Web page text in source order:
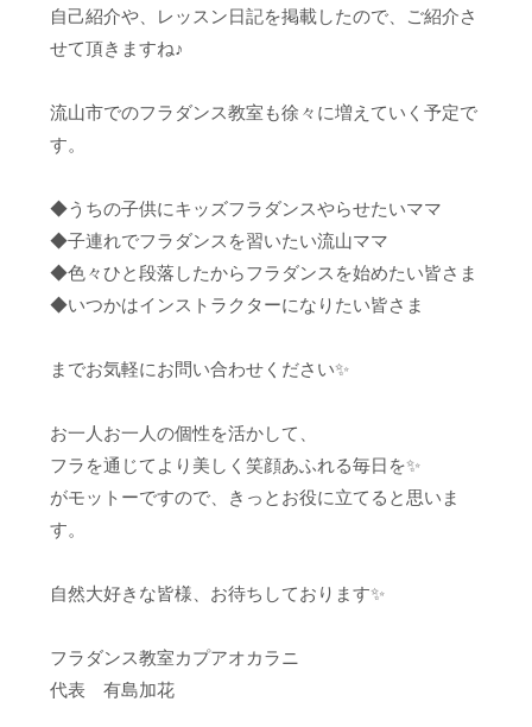
自己紹介や、レッスン日記を掲載したので、ご紹介さ
せて頂きますね♪
流山市でのフラダンス教室も徐々に増えていく予定で
す。
◆うちの子供にキッズフラダンスやらせたいママ
◆子連れでフラダンスを習いたい流山ママ
◆色々ひと段落したからフラダンスを始めたい皆さま
◆いつかはインストラクターになりたい皆さま
までお気軽にお問い合わせください✨
お一人お一人の個性を活かして、
フラを通じてより美しく笑顔あふれる毎日を✨
がモットーですので、きっとお役に立てると思いま
す。
自然大好きな皆様、お待ちしております✨
フラダンス教室カプアオカラニ
代表 有島加花